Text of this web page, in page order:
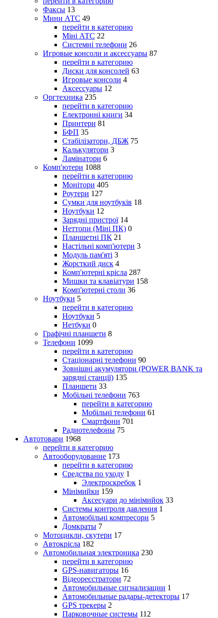
Факсы 13
Мини АТС 49
перейти в категорию
Міні АТС 22
Системні телефони 26
Игровые консоли и аксессуары 87
перейти в категорию
Диски для консолей 63
Игровые консоли 4
Аксессуары 12
Оргтехника 235
перейти в категорию
Електронні книги 34
Принтери 81
БФП 35
Стабілізатори, ДБЖ 75
Калькулятори 3
Ламінатори 6
Комп'ютери 1088
перейти в категорию
Монітори 405
Роутери 127
Сумки для ноутбуків 18
Ноутбуки 12
Зарядні пристрої 14
Неттопи (Міні ПК) 0
Планшетні ПК 21
Настільні комп'ютери 3
Модуль пам'яті 3
Жорсткий диск 4
Комп'ютерні крісла 287
Мишки та клавіатури 158
Комп'ютерні столи 36
Ноутбуки 5
перейти в категорию
Ноутбуки 5
Нетбуки 0
Графічні планшети 8
Телефони 1099
перейти в категорию
Стаціонарні телефони 90
Зовнішні акумулятори (POWER BANK та
зарядні станції) 135
Планшети 33
Мобільні телефони 763
перейти в категорию
Мобільні телефони 61
Смартфони 701
Радиотелефоны 75
Автотовари 1968
перейти в категорию
Автооборудование 173
перейти в категорию
Средства по уходу 1
Электроскребок 1
Мінімийки 159
Аксесуари до мінімийок 33
Системы контроля давления 1
Автомобільні компресори 5
Домкраты 7
Мотоцикли, скутери 17
Автокрісла 182
Автомобильная электроника 230
перейти в категорию
GPS-навигаторы 16
Відеореєстратори 72
Автомобильные сигнализации 1
Автомобильные радары-детекторы 17
GPS трекеры 2
Парковочные системы 112